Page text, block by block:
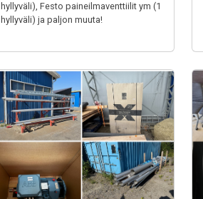
hyllyväli), Festo paineilmaventtiilit ym (1
hyllyväli) ja paljon muuta!